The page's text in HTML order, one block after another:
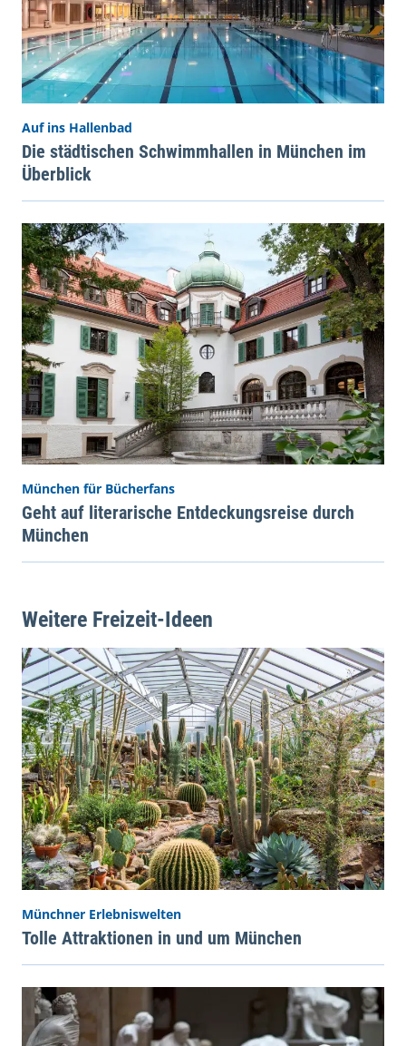
Auf ins Hallenbad
Die städtischen Schwimmhallen in München im
Überblick
München für Bücherfans
Geht auf literarische Entdeckungsreise durch
München
Weitere Freizeit-Ideen
Münchner Erlebniswelten
Tolle Attraktionen in und um München